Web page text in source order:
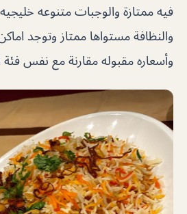
فيه ممتازة والوجبات متنوعه
والنظافة مستواها ممتاز وتوجد
وأسعاره مقبوله مقارنة مع نفس فئة